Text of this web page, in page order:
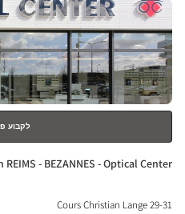
לחץ
ENTER
למידע
נוסף
לקבוע
חנות:
- BEZANNES - Optical Center
29-31 Cours Christian Lange